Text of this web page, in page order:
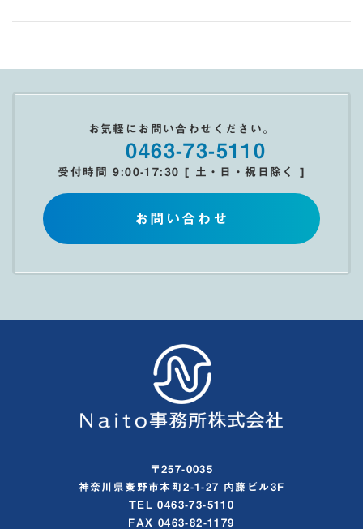
お気軽にお問い合わせください。
0463-73-5110
受付時間 9:00-17:30 [ 土・日・祝日除く ]
お問い合わせ
〒257-0035
神奈川県秦野市本町2-1-27 内藤ビル3F
TEL 0463-73-5110
FAX 0463-82-1179